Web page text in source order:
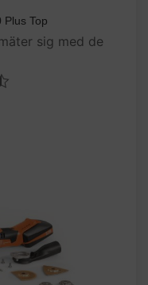
Plus Top
sig med de